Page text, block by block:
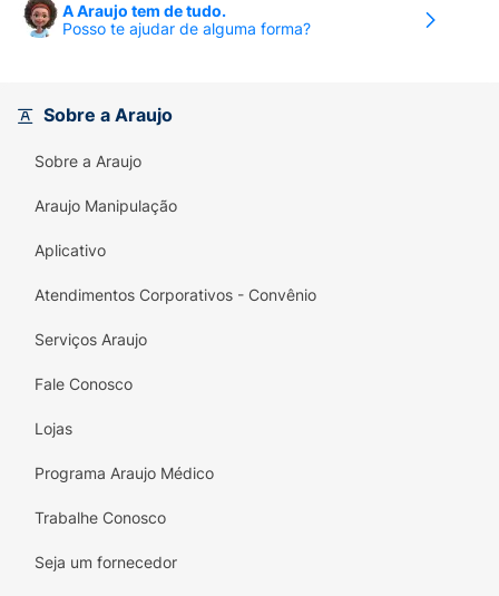
- Fórmula cremosa
- Livre de ingredientes de origem animal
Como usar o NIVEA Loção Hidratante Milk?
Aplique o produto massageando a pele até
calcanhares e regiões mais ressecadas. Use
todos os dias.
Uma unidade de embalagem contém 200ml
A Araujo tem de tudo.
Posso te ajudar de alguma forma?
Sobre a Araujo
Sobre a Araujo
Araujo Manipulação
Aplicativo
Atendimentos Corporativos - Convênio
Serviços Araujo
Fale Conosco
Lojas
Programa Araujo Médico
Trabalhe Conosco
Seja um fornecedor